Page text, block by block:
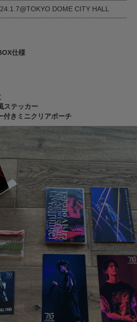
DOME CITY HALL
仕様
ステッカー
付きミニクリアポーチ